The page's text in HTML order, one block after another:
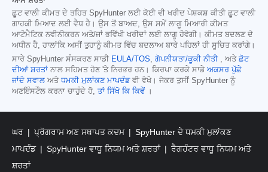
ਛੂਟ ਵਾਲੀ ਕੀਮਤ ਦੇ ਤਹਿਤ SpyHunter ਲਈ ਕੋਈ ਵੀ ਖਰੀਦ ਪੇਸ਼ਕਸ਼ ਕੀਤੀ ਛੂਟ ਵਾਲੀ
ਗਾਹਕੀ ਮਿਆਦ ਲਈ ਵੈਧ ਹੈ। ਉਸ ਤੋਂ ਬਾਅਦ, ਉਸ ਸਮੇਂ ਲਾਗੂ ਮਿਆਰੀ ਕੀਮਤ
ਆਟੋਮੈਟਿਕ ਨਵੀਨੀਕਰਨ ਅਤੇ/ਜਾਂ ਭਵਿੱਖੀ ਖਰੀਦਾਂ ਲਈ ਲਾਗੂ ਹੋਵੇਗੀ। ਕੀਮਤ ਬਦਲਣ ਦੇ
ਅਧੀਨ ਹੈ, ਹਾਲਾਂਕਿ ਅਸੀਂ ਤੁਹਾਨੂੰ ਕੀਮਤ ਵਿੱਚ ਬਦਲਾਅ ਬਾਰੇ ਪਹਿਲਾਂ ਹੀ ਸੂਚਿਤ ਕਰਾਂਗੇ।
ਸਾਰੇ SpyHunter ਸੰਸਕਰਣ ਸਾਡੀ EULA/TOS ਗੋਪਨੀਯਤਾ/ਕੂਕੀ ਨੀਤੀ , ਅਤੇ ਛੋਟ
ਦੀਆਂ ਸ਼ਰਤਾਂ ਨਾਲ ਸਹਿਮਤ ਹੋਣ 'ਤੇ ਨਿਰਭਰ ਹਨ। ਕਿਰਪਾ ਕਰਕੇ ਸਾਡੇ ਅਕਸਰ ਪੁੱਛੇ
ਜਾਂਦੇ ਸਵਾਲ ਅਤੇ ਧਮਕੀ ਮੁਲਾਂਕਣ ਮਾਪਦੰਡਵੀ ਵੇਖੋ। ਜੇਕਰ ਤੁਸੀਂ SpyHunter ਨੂੰ
ਅਣਇੰਸਟੌਲ ਕਰਨਾ ਚਾਹੁੰਦੇ ਹੋ, ਤਾਂ ਸਿੱਖੋ ਕਿ ਕਿਵੇਂ।
ਘਰ ਪ੍ਰੋਗਰਾਮ ਅਣ ਸਥਾਪਤ ਕਦਮ
SpyHunter ਦੇ ਧਮਕੀ ਮੁਲਾਂਕਣ
ਮਾਪਦੰਡ
SpyHunter ਵਾਧੂ ਨਿਯਮ ਅਤੇ ਸ਼ਰਤਾਂ
ਰੈਗਹੰਟਰ ਵਾਧੂ ਨਿਯਮ ਅਤੇ
ਸ਼ਰਤਾਂ